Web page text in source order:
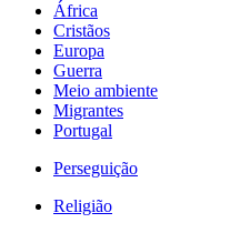
África
Cristãos
Europa
Guerra
Meio ambiente
Migrantes
Portugal
Perseguição
Religião